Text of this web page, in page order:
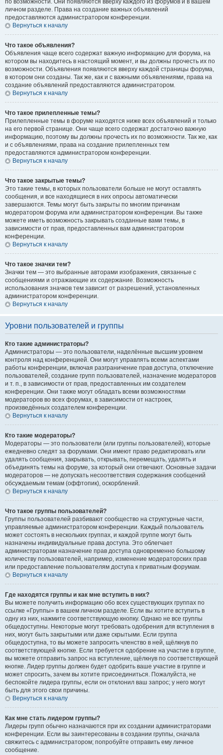
по возможности. Они появляются вверху каждого из форумов и в вашем
личном разделе. Права на создание важных объявлений
предоставляются администратором конференции.
Вернуться к началу
Что такое объявления?
Объявления чаще всего содержат важную информацию для форума, на
котором вы находитесь в настоящий момент, и вы должны прочесть их по
возможности. Объявления появляются вверху каждой страницы форума,
в котором они созданы. Так же, как и с важными объявлениями, права на
создание объявлений предоставляются администратором.
Вернуться к началу
Что такое прилепленные темы?
Прилепленные темы в форуме находятся ниже всех объявлений и только
на его первой странице. Они чаще всего содержат достаточно важную
информацию, поэтому вы должны прочесть их по возможности. Так же, как
и с объявлениями, права на создание прилепленных тем
предоставляются администратором конференции.
Вернуться к началу
Что такое закрытые темы?
Это такие темы, в которых пользователи больше не могут оставлять
сообщения, и все находящиеся в них опросы автоматически
завершаются. Темы могут быть закрыты по многим причинам
модератором форума или администратором конференции. Вы также
можете иметь возможность закрывать созданные вами темы, в
зависимости от прав, предоставленных вам администратором
конференции.
Вернуться к началу
Что такое значки тем?
Значки тем — это выбранные авторами изображения, связанные с
сообщениями и отражающие их содержание. Возможность
использования значков тем зависит от разрешений, установленных
администратором конференции.
Вернуться к началу
Уровни пользователей и группы
Кто такие администраторы?
Администраторы — это пользователи, наделённые высшим уровнем
контроля над конференцией. Они могут управлять всеми аспектами
работы конференции, включая разграничение прав доступа, отключение
пользователей, создание групп пользователей, назначение модераторов
и т. п., в зависимости от прав, предоставленных им создателем
конференции. Они также могут обладать всеми возможностями
модераторов во всех форумах, в зависимости от настроек,
произведённых создателем конференции.
Вернуться к началу
Кто такие модераторы?
Модераторы — это пользователи (или группы пользователей), которые
ежедневно следят за форумами. Они имеют право редактировать или
удалять сообщения, закрывать, открывать, перемещать, удалять и
объединять темы на форуме, за который они отвечают. Основные задачи
модераторов — не допускать несоответствия содержания сообщений
обсуждаемым темам (оффтопик), оскорблений.
Вернуться к началу
Что такое группы пользователей?
Группы пользователей разбивают сообщество на структурные части,
управляемые администратором конференции. Каждый пользователь
может состоять в нескольких группах, и каждой группе могут быть
назначены индивидуальные права доступа. Это облегчает
администраторам назначение прав доступа одновременно большому
количеству пользователей, например, изменение модераторских прав
или предоставление пользователям доступа к приватным форумам.
Вернуться к началу
Где находятся группы и как мне вступить в них?
Вы можете получить информацию обо всех существующих группах по
ссылке «Группы» в вашем личном разделе. Если вы хотите вступить в
одну из них, нажмите соответствующую кнопку. Однако не все группы
общедоступны. Некоторые могут требовать одобрения для вступления в
них, могут быть закрытыми или даже скрытыми. Если группа
общедоступна, то вы можете запросить членство в ней, щёлкнув по
соответствующей кнопке. Если требуется одобрение на участие в группе,
вы можете отправить запрос на вступление, щёлкнув по соответствующей
кнопке. Лидер группы должен будет одобрить ваше участие в группе и
может спросить, зачем вы хотите присоединиться. Пожалуйста, не
беспокойте лидера группы, если он отклонил ваш запрос; у него могут
быть для этого свои причины.
Вернуться к началу
Как мне стать лидером группы?
Лидеры групп обычно назначаются при их создании администраторами
конференции. Если вы заинтересованы в создании группы, сначала
свяжитесь с администратором; попробуйте отправить ему личное
сообщение.